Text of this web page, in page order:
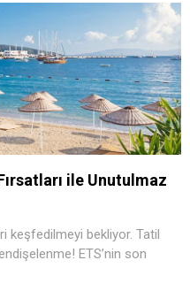
ile Unutulmaz
keşfedilmeyi bekliyor. Tatil
ETS’nin son